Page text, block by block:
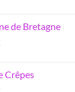
de Bretagne
Crêpes